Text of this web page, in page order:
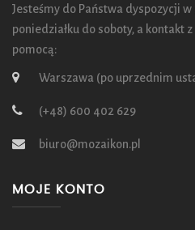
Jesteśmy do Państwa dyspozycji w
poniedziałku do soboty, a kontakt
pomocą:
Warszawa (po uprzednim
(+48) 600 402 629
biuro@mozaikon.pl
MOJE KONTO